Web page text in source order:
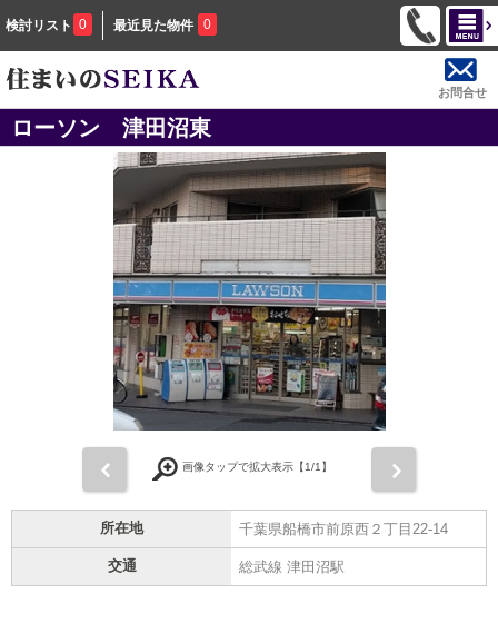
検討リスト 0 最近見た物件 0
お問合せ
ローソン 津田沼東
画像タップで拡大表示【1/1】
所在地 千葉県船橋市前原西２丁目22-14
交通 総武線 津田沼駅